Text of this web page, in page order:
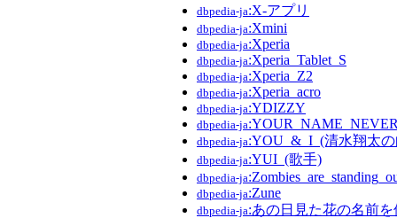
dbpedia-ja:X-アプリ
dbpedia-ja:Xmini
dbpedia-ja:Xperia
dbpedia-ja:Xperia_Tablet_S
dbpedia-ja:Xperia_Z2
dbpedia-ja:Xperia_acro
dbpedia-ja:YDIZZY
dbpedia-ja
dbpedia-ja:YOU_&_I_(清水翔太
dbpedia-ja:YUI_(歌手)
dbpedia-ja
dbpedia-ja:Zune
dbpedia-ja:あの日見た花の名前